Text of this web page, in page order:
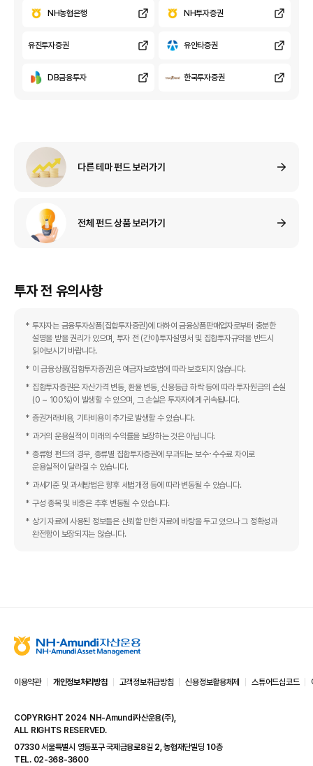
NH농협은행 NH투자증권
유진투자증권 유안타증권
DB금융투자 한국투자증권
다른 테마 펀드 보러가기
전체 펀드 상품 보러가기
투자 전 유의사항
투자자는 금융투자상품(집합투자증권)에 대하여 금융상품판매업자로부터 충분한
설명을 받을 권리가 있으며, 투자 전 (간이)투자설명서 및 집합투자규약을 반드시
읽어보시기 바랍니다.
이 금융상품(집합투자증권)은 예금자보호법에 따라 보호되지 않습니다.
집합투자증권은 자산가격 변동, 환율 변동, 신용등급 하락 등에 따라 투자원금의 손실
(0 ~ 100%)이 발생할 수 있으며, 그 손실은 투자자에게 귀속됩니다.
증권거래비용, 기타비용이 추가로 발생할 수 있습니다.
과거의 운용실적이 미래의 수익률을 보장하는 것은 아닙니다.
종류형 펀드의 경우, 종류별 집합투자증권에 부과되는 보수･수수료 차이로
운용실적이 달라질 수 있습니다.
과세기준 및 과세방법은 향후 세법개정 등에 따라 변동될 수 있습니다.
구성 종목 및 비중은 추후 변동될 수 있습니다.
상기 자료에 사용된 정보들은 신뢰할 만한 자료에 바탕을 두고 있으나 그 정확성과
완전함이 보장되지는 않습니다.
N
H
-
m
u
n
d
이용약관 개인정보처리방침 고객정보취급방침 신용정보활용체제 스튜어드십코드
COPYRIGHT 2024 NH-Amundi자산운용(주),
ALL RIGHTS RESERVED.
07330 서울특별시 영등포구 국제금융로8길 2, 농협재단빌딩 10층
TEL. 02-368-3600